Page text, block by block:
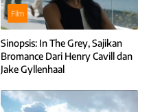
Film
Sinopsis: In The Grey, Sajikan
Bromance Dari Henry Cavill dan
Jake Gyllenhaal